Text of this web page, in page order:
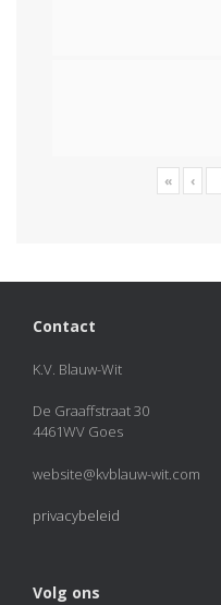
« ‹
Contact
K.V. Blauw-Wit
De Graaffstraat 30
4461WV Goes
website@kvblauw-wit.com
privacybeleid
Volg ons